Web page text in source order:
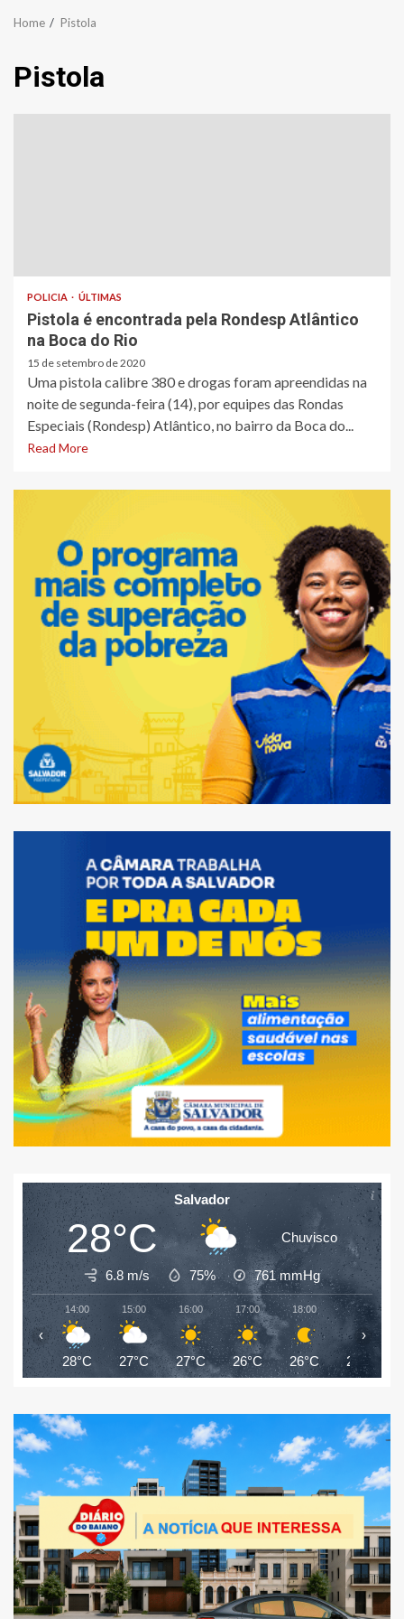
Home Pistola
Pistola
POLICIA ÚLTIMAS
Pistola é encontrada pela Rondesp Atlântico
na Boca do Rio
15 de setembro de 2020
Uma pistola calibre 380 e drogas foram apreendidas na
noite de segunda-feira (14), por equipes das Rondas
Especiais (Rondesp) Atlântico, no bairro da Boca do...
Read More
Salvador
28°C Chuvisco
6.8 m/s 75% 761mmHg
14:00
28°C
15:00
27°C
16:00
27°C
17:00
26°C
18:00
26°C
19:00
26°C
‹ ›